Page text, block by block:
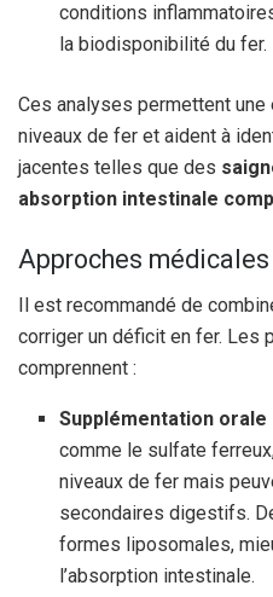
conditions
la biodisponibilité du fer.
Ces analyses permettent
niveaux de fer et aident à
jacentes telles que des
absorption intestinale
Approches
Il est recommandé de
corriger un déficit en fer. Les
comprennent :
Supplémentation
comme le sulfate
niveaux de fer mais
secondaires digestifs.
formes liposomales,
l’absorption intestinale.